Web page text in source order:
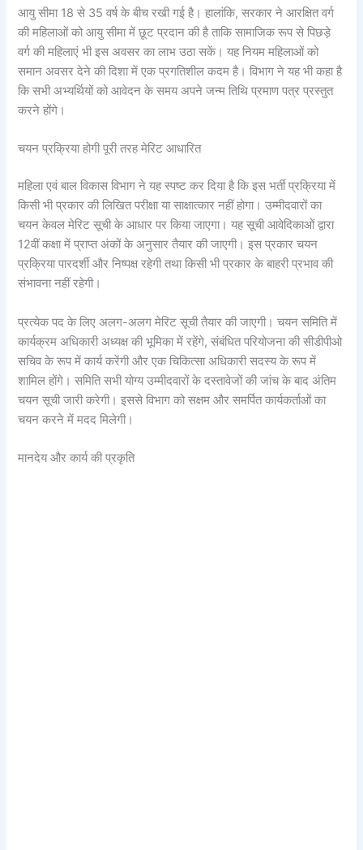
आयु सीमा 18 से 35 वर्ष के बीच रखी गई है। हालांकि, सरकार ने आरक्षित वर्ग
की महिलाओं को आयु सीमा में छूट प्रदान की है ताकि सामाजिक रूप से पिछड़े
वर्ग की महिलाएं भी इस अवसर का लाभ उठा सकें। यह नियम महिलाओं को
समान अवसर देने की दिशा में एक प्रगतिशील कदम है। विभाग ने यह भी कहा है
कि सभी अभ्यर्थियों को आवेदन के समय अपने जन्म तिथि प्रमाण पत्र प्रस्तुत
करने होंगे।
चयन प्रक्रिया होगी पूरी तरह मेरिट आधारित
महिला एवं बाल विकास विभाग ने यह स्पष्ट कर दिया है कि इस भर्ती प्रक्रिया में
किसी भी प्रकार की लिखित परीक्षा या साक्षात्कार नहीं होगा। उम्मीदवारों का
चयन केवल मेरिट सूची के आधार पर किया जाएगा। यह सूची आवेदिकाओं द्वारा
12वीं कक्षा में प्राप्त अंकों के अनुसार तैयार की जाएगी। इस प्रकार चयन
प्रक्रिया पारदर्शी और निष्पक्ष रहेगी तथा किसी भी प्रकार के बाहरी प्रभाव की
संभावना नहीं रहेगी।
प्रत्येक पद के लिए अलग-अलग मेरिट सूची तैयार की जाएगी। चयन समिति में
कार्यक्रम अधिकारी अध्यक्ष की भूमिका में रहेंगे, संबंधित परियोजना की सीडीपीओ
सचिव के रूप में कार्य करेंगी और एक चिकित्सा अधिकारी सदस्य के रूप में
शामिल होंगे। समिति सभी योग्य उम्मीदवारों के दस्तावेजों की जांच के बाद अंतिम
चयन सूची जारी करेगी। इससे विभाग को सक्षम और समर्पित कार्यकर्ताओं का
चयन करने में मदद मिलेगी।
मानदेय और कार्य की प्रकृति